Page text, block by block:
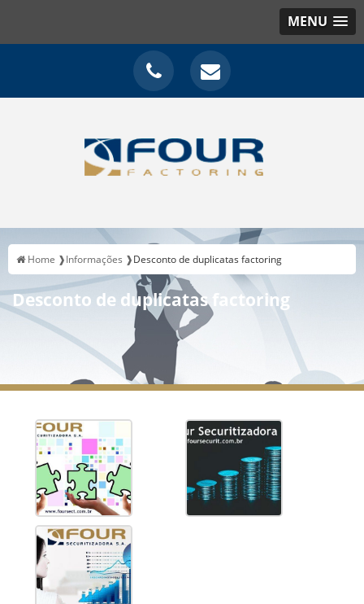
MENU
Home ❱Informações ❱Desconto de duplicatas factoring
Desconto de duplicatas factoring